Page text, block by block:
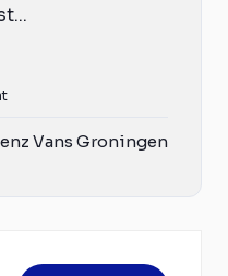
Vans Groningen